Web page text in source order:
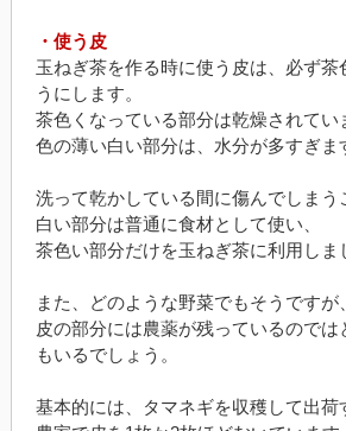
・使う皮
玉ねぎ茶を作る時に使う皮は、必ず茶
うにします。
茶色くなっている部分は乾燥されてい
色の薄い白い部分は、水分が多すぎま
洗って乾かしている間に傷んでしまう
白い部分は普通に食材として使い、
茶色い部分だけを玉ねぎ茶に利用しま
また、どのような野菜でもそうですが、
皮の部分には農薬が残っているのでは
もいるでしょう。
基本的には、タマネギを収穫して出荷